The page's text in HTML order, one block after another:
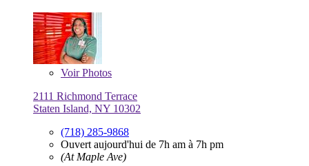
VoirPhotos
2111 Richmond Terrace
Staten Island, NY 10302
(718) 285-9868
Ouvert aujourd'hui de 7h am à 7h pm
(At Maple Ave)